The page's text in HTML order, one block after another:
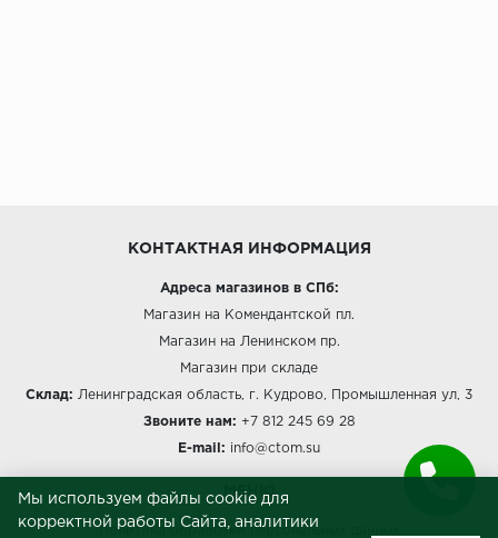
КОНТАКТНАЯ ИНФОРМАЦИЯ
Адреса магазинов в СПб:
Магазин на Комендантской пл.
Магазин на Ленинском пр.
Магазин при складе
Склад: Ленинградская область, г. Кудрово, Промышленная ул, 3
Звоните нам: +7 812 245 69 28
E-mail: info@ctom.su
МЕНЮ
Политика обработки персональных данных
Мы используем файлы cookie для
корректной работы Сайта, аналитики